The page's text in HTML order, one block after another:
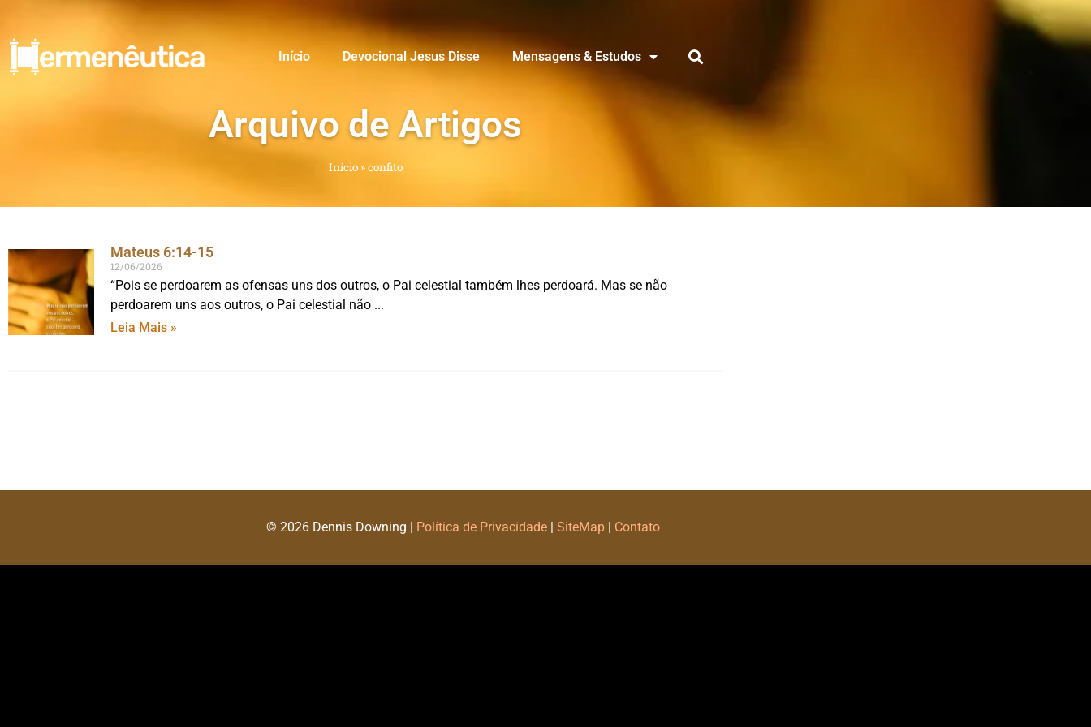
Início Devocional Jesus Disse Mensagens & Estudos
Arquivo de Artigos
Início»confito
Mateus 6:14-15
12/06/2026
“Pois se perdoarem as ofensas uns dos outros, o Pai celestial também lhes perdoará. Mas se não
perdoarem uns aos outros, o Pai celestial não
Leia Mais »
© 2026 Dennis Downing | Política de Privacidade| SiteMap| Contato